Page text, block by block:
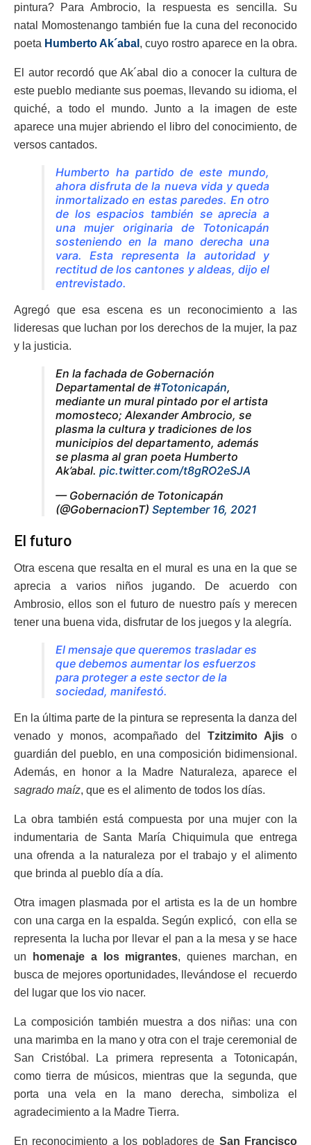
pintura? Para Ambrocio, la respuesta es sencilla. Su
natal Momostenango también fue la cuna del reconocido
poeta Humberto Ak´abal , cuyo rostro aparece en la obra.
El autor recordó que Ak´abal dio a conocer la cultura de
este pueblo mediante sus poemas, llevando su idioma, el
quiché, a todo el mundo. Junto a la imagen de este
aparece una mujer abriendo el libro del conocimiento, de
versos cantados.
Humberto ha partido de este mundo,
ahora disfruta de la nueva vida y queda
inmortalizado en estas paredes. En otro
de los espacios también se aprecia a
una mujer originaria de Totonicapán
sosteniendo en la mano derecha una
vara. Esta representa la autoridad y
rectitud de los cantones y aldeas, dijo el
entrevistado.
Agregó que esa escena es un reconocimiento a las
lideresas que luchan por los derechos de la mujer, la paz
y la justicia.
En la fachada de Gobernación
Departamental de #Totonicapán,
mediante un mural pintado por el artista
momosteco; Alexander Ambrocio, se
plasma la cultura y tradiciones de los
municipios del departamento, además
se plasma al gran poeta Humberto
Ak’abal. pic.twitter.com/t8gRO2eSJA
— Gobernación de Totonicapán
(@GobernacionT) September 16, 2021
El futuro
Otra escena que resalta en el mural es una en la que se
aprecia a varios niños jugando. De acuerdo con
Ambrosio, ellos son el futuro de nuestro país y merecen
tener una buena vida, disfrutar de los juegos y la alegría.
El mensaje que queremos trasladar es
que debemos aumentar los esfuerzos
para proteger a este sector de la
sociedad, manifestó.
En la última parte de la pintura se representa la danza del
venado y monos, acompañado del
Tzitzimito Ajiso
guardián del pueblo, en una composición bidimensional.
Además, en honor a la Madre Naturaleza, aparece el
sagrado maíz, que es el alimento de todos los días.
La obra también está compuesta por una mujer con la
indumentaria de Santa María Chiquimula que entrega
una ofrenda a la naturaleza por el trabajo y el alimento
que brinda al pueblo día a día.
Otra imagen plasmada por el artista es la de un hombre
con una carga en la espalda. Según explicó, con ella se
representa la lucha por llevar el pan a la mesa y se hace
un
homenaje a los migrantes, quienes marchan, en
busca de mejores oportunidades, llevándose el recuerdo
del lugar que los vio nacer.
La composición también muestra a dos niñas: una con
una marimba en la mano y otra con el traje ceremonial de
San Cristóbal. La primera representa a Totonicapán,
como tierra de músicos, mientras que la segunda, que
porta una vela en la mano derecha, simboliza el
agradecimiento a la Madre Tierra.
En reconocimiento a los pobladores de San Francisco